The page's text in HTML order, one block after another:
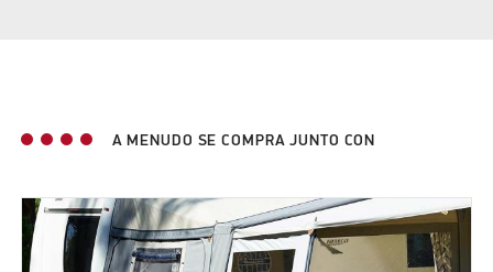
A MENUDO SE COMPRA JUNTO CON